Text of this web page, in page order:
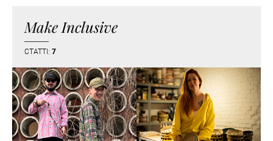
Make Inclusive
СТАТТІ: 7